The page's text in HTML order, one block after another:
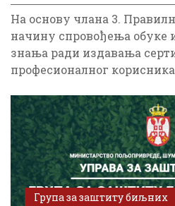
На основу члана 3.
начину спровођења обуке
знања ради издавања
професионалног
Група за заштиту биљних